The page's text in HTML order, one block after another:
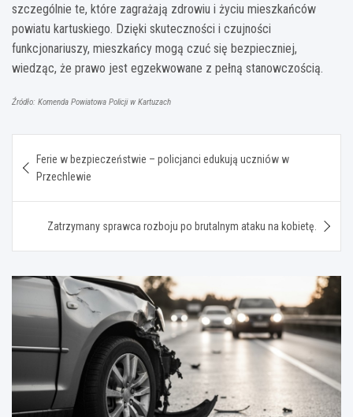
szczególnie te, które zagrażają zdrowiu i życiu mieszkańców
powiatu kartuskiego. Dzięki skuteczności i czujności
funkcjonariuszy, mieszkańcy mogą czuć się bezpieczniej,
wiedząc, że prawo jest egzekwowane z pełną stanowczością.
Źródło: Komenda Powiatowa Policji w Kartuzach
wpisu
Ferie w bezpieczeństwie – policjanci edukują uczniów w
Przechlewie
Zatrzymany sprawca rozboju po brutalnym ataku na kobietę.